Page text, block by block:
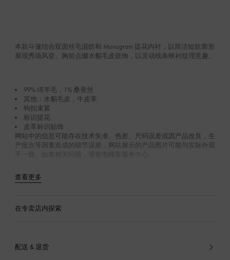
本款斗篷结合双面丝毛混纺和 Monogram 提花内衬，以简洁短款廓形
展现秀场风姿。胸前点缀水貂毛皮嵌饰，以灵动线条映衬纹理意趣。
99% 绵羊毛，1% 桑蚕丝
其他：水貂毛皮，牛皮革
钩扣束紧
标识提花
皮革标识贴饰
网站中的信息可能存在技术失准、色差、尺码误差或因产品改良，生
产批次等因素造成的细节误差，网站展示的产品图片可能与实际外观
不一致。如有相关问题，请致电顾客服务中心。
查看更多
在专卖店内探索
配送 & 退货